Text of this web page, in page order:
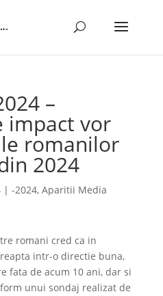
–
impact vor
romanilor
2024
| -2024, Aparitii Media
romani cred ca in
intr-o directie buna,
fata de acum 10 ani, dar si
unui sondaj realizat de